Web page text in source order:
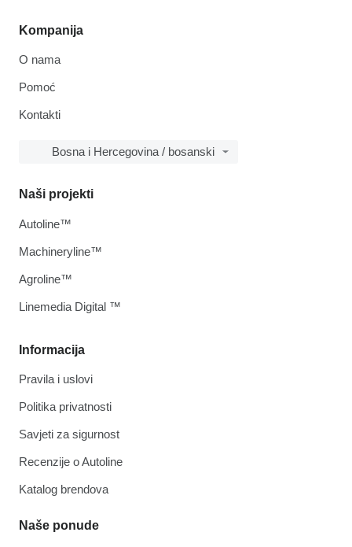
Kompanija
O nama
Pomoć
Kontakti
Bosna i Hercegovina / bosanski
Informacija
Pravila i uslovi
Politika privatnosti
Savjeti za sigurnost
Recenzije o Autoline
Katalog brendova
Naše ponude
Naši projekti
Autoline™
Machineryline™
Agroline™
Linemedia Digital ™